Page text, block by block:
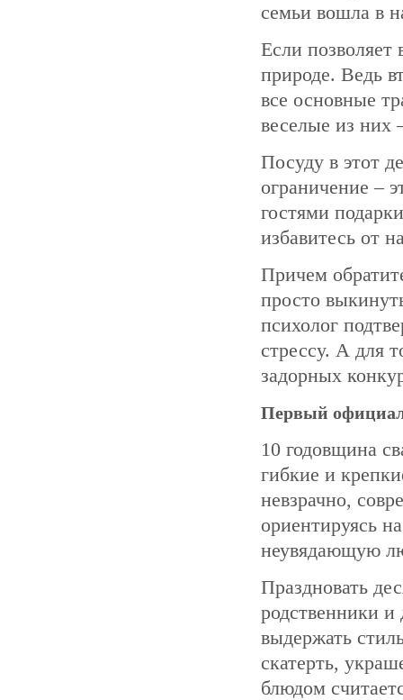
семьи вошла в
Если позволяет
природе. Ведь
все основные
веселые из них
Посуду в этот
ограничение –
гостями
избавитесь от
Причем
просто
психолог
стрессу. А для
задорных
Первый
10 годовщина
гибкие и
невзрачно,
ориентируясь
неувядающую
Праздновать
родственники и
выдержать
скатерть,
блюдом